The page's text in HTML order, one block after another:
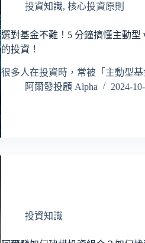
投資知識, 核心投資原則
選對基金不難！5 分鐘搞懂主動型
的投資！
很多人在投資時，常被「主動型
阿爾發投顧 Alpha
2024-
投資知識